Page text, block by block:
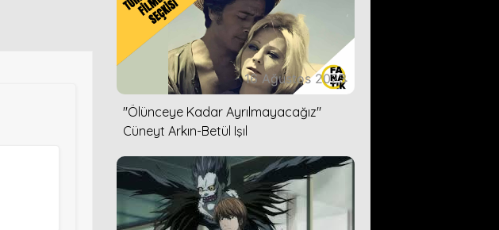
16 Ağustos 2023
''Ölünceye Kadar Ayrılmayacağız''
Cüneyt Arkın-Betül Işıl